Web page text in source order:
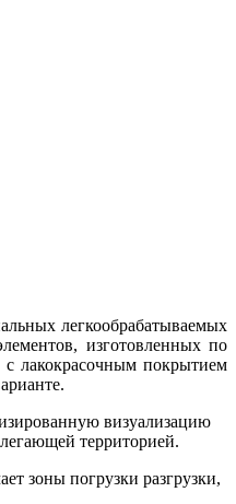
легкообрабатываемых
изготовленных по
с лакокрасочным покрытием
визуализацию
территорией.
зоны погрузки разгрузки,